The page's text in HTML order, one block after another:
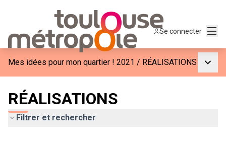
Se connecter
Mes idées pour mon quartier ! 2021 / RÉALISATIONS
RÉALISATIONS
Filtrer et rechercher